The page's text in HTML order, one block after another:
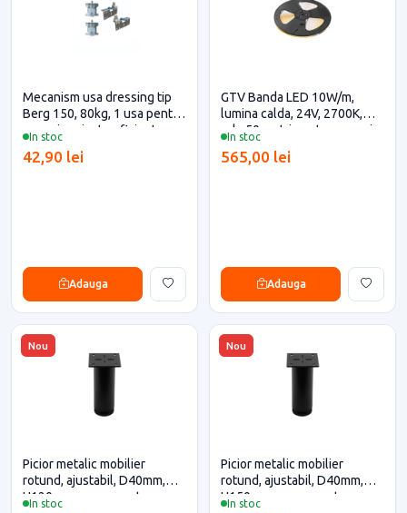
In stoc
Mecanism usa dressing tip
Berg 150, 80kg, 1 usa pentru
casa si proiecte eficiente
42,90 lei
Adauga
In stoc
GTV Banda LED 10W/m,
lumina calda, 24V, 2700K,
rola 50 metri pentru casa si
565,00 lei
Adauga
Nou
In stoc
Picior metalic mobilier
rotund, ajustabil, D40mm,
H120mm, negru pentru casa
Nou
In stoc
Picior metalic mobilier
rotund, ajustabil, D40mm,
H150mm, negru pentru casa